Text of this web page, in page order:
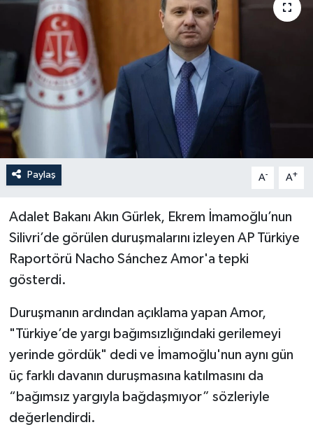
Paylaş A- A+
Adalet Bakanı Akın Gürlek, Ekrem İmamoğlu’nun
Silivri’de görülen duruşmalarını izleyen AP Türkiye
Raportörü Nacho Sánchez Amor'a tepki
gösterdi.
Duruşmanın ardından açıklama yapan Amor,
"Türkiye’de yargı bağımsızlığındaki gerilemeyi
yerinde gördük" dedi ve İmamoğlu'nun aynı gün
üç farklı davanın duruşmasına katılmasını da
“bağımsız yargıyla bağdaşmıyor” sözleriyle
değerlendirdi.